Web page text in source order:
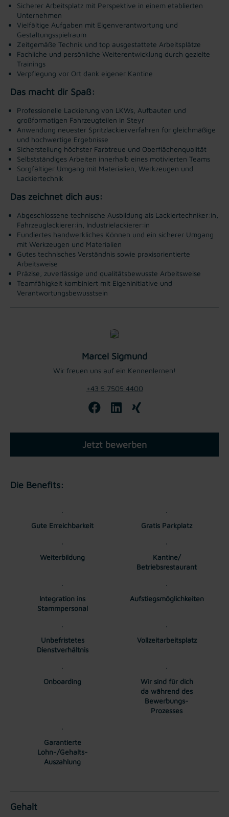
Sicherer Arbeitsplatz mit Perspektive in einem etablierten
Unternehmen
Vielfältige Aufgaben mit Eigenverantwortung und
Gestaltungsspielraum
Zeitgemäße Technik und top ausgestattete Arbeitsplätze
Fachliche und persönliche Weiterentwicklung durch gezielte
Trainings
Verpflegung vor Ort dank eigener Kantine
Das macht dir Spaß:
Professionelle Lackierung von LKWs, Aufbauten und
großformatigen Fahrzeugteilen in Steyr
Anwendung neuester Spritzlackierverfahren für gleichmäßige
und hochwertige Ergebnisse
Sicherstellung höchster Farbtreue und Oberflächenqualität
Selbstständiges Arbeiten innerhalb eines motivierten Teams
Sorgfältiger Umgang mit Materialien, Werkzeugen und
Lackiertechnik
Das zeichnet dich aus:
Abgeschlossene technische Ausbildung als Lackiertechniker:in,
Fahrzeuglackierer:in, Industrielackierer:in
Fundiertes handwerkliches Können und ein sicherer Umgang
mit Werkzeugen und Materialien
Gutes technisches Verständnis sowie praxisorientierte
Arbeitsweise
Präzise, zuverlässige und qualitätsbewusste Arbeitsweise
Teamfähigkeit kombiniert mit Eigeninitiative und
Verantwortungsbewusstsein
Marcel Sigmund
Wir freuen uns auf ein Kennenlernen!
+43 5 7505 4400
Jetzt bewerben
Die Benefits:
Gute Erreichbarkeit Gratis Parkplatz
Weiterbildung
Kantine/
Betriebsrestaurant
Integration ins
Stammpersonal
Aufstiegsmöglichkeiten
Unbefristetes
Dienstverhältnis
Vollzeitarbeitsplatz
Onboarding
Wir sind für dich
da während des
Bewerbungs-
Prozesses
Garantierte
Lohn-/Gehalts-
Auszahlung
Gehalt